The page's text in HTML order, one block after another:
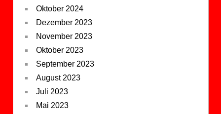
Oktober 2024
Dezember 2023
November 2023
Oktober 2023
September 2023
August 2023
Juli 2023
Mai 2023